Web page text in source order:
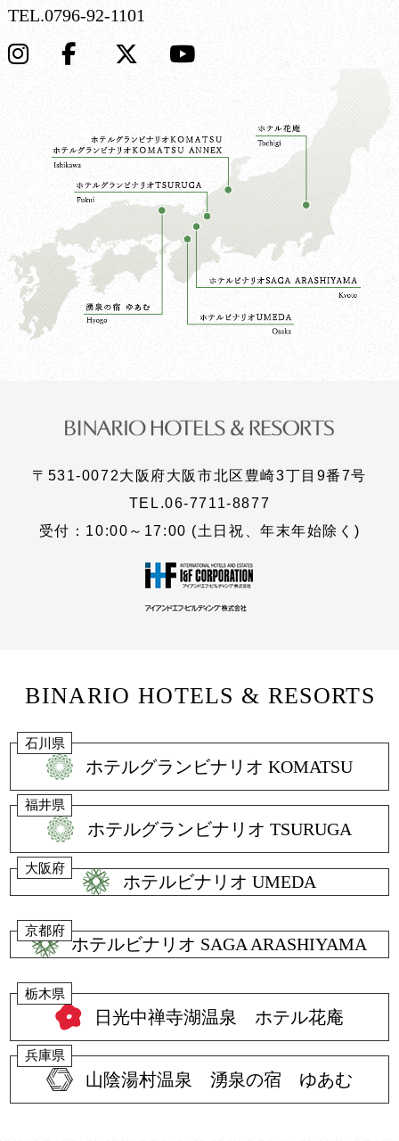
TEL.0796-92-1101
〒531-0072大阪府大阪市北区豊崎3丁目9番7号
TEL.06-7711-8877
受付：10:00～17:00 (土日祝、年末年始除く)
BINARIO HOTELS & RESORTS
石川県
ホテルグランビナリオ KOMATSU
福井県
ホテルグランビナリオ TSURUGA
大阪府
ホテルビナリオ UMEDA
京都府
ホテルビナリオ SAGA ARASHIYAMA
栃木県
日光中禅寺湖温泉 ホテル花庵
兵庫県
山陰湯村温泉 湧泉の宿 ゆあむ